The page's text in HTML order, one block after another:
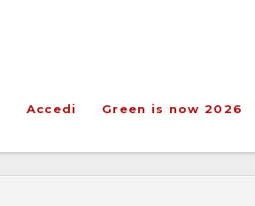
Accedi Green is now 2026